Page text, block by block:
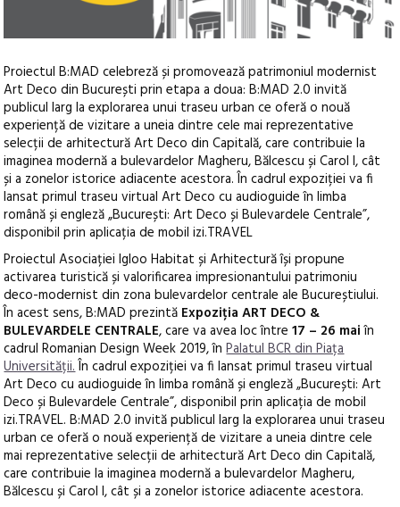
Proiectul B:MAD celebreză și promovează patrimoniul modernist
Art Deco din București prin etapa a doua: B:MAD 2.0 invită
publicul larg la explorarea unui traseu urban ce oferă o nouă
experiență de vizitare a uneia dintre cele mai reprezentative
selecții de arhitectură Art Deco din Capitală, care contribuie la
imaginea modernă a bulevardelor Magheru, Bălcescu și Carol I, cât
și a zonelor istorice adiacente acestora.În cadrul expoziției va fi
lansat primul traseu virtual Art Deco cu audioguide în limba
română și engleză „București: Art Deco și Bulevardele Centrale”,
disponibil prin aplicația de mobil izi.TRAVEL
Proiectul Asociației Igloo Habitat și Arhitectură își propune
activarea turistică și valorificarea impresionantului patrimoniu
deco-modernist din zona bulevardelor centrale ale Bucureștiului.
În acest sens, B:MAD prezintă Expoziția ART DECO &
BULEVARDELE CENTRALE, care va avea loc între17 – 26 maiîn
cadrul Romanian Design Week 2019, înPalatul BCR din Piața
Universității.În cadrul expoziției va fi lansat primul traseu virtual
Art Deco cu audioguide în limba română și engleză „București: Art
Deco și Bulevardele Centrale”, disponibil prin aplicația de mobil
izi.TRAVEL. B:MAD 2.0 invită publicul larg la explorarea unui traseu
urban ce oferă o nouă experiență de vizitare a uneia dintre cele
mai reprezentative selecții de arhitectură Art Deco din Capitală,
care contribuie la imaginea modernă a bulevardelor Magheru,
Bălcescu și Carol I, cât și a zonelor istorice adiacente acestora.